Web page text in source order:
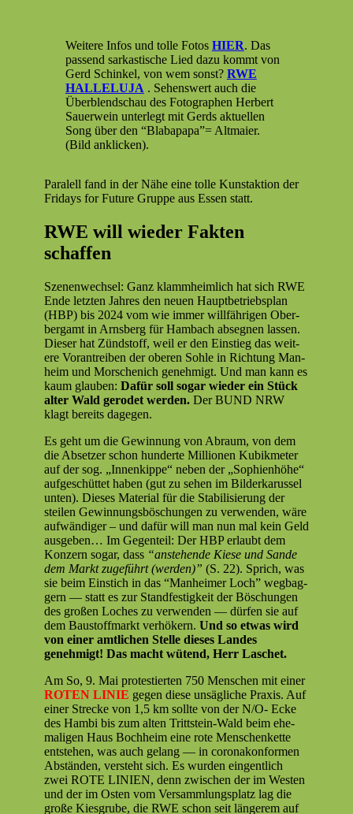
Weit­ere Infos und tolle Fotos HIER. Das
passend sarkastis­che Lied dazu kommt von
Gerd Schinkel, von wem son­st? RWE
HALLELUJA . Sehenswert auch die
Überblend­schau des Fotographen Her­bert
Sauer­wein unter­legt mit Gerds aktuellen
Song über den “Blaba­pa­pa”= Alt­maier.
(Bild anklicken).
Para­lell fand in der Nähe eine tolle Kun­stak­tion der
Fri­days for Future Gruppe aus Essen statt.
RWE will wieder Fakten
schaffen
Szenen­wech­sel: Ganz klammheim­lich hat sich RWE
Ende let­zten Jahres den neuen Haupt­be­trieb­s­plan
(HBP) bis 2024 vom wie immer willfähri­gen Ober­
bergamt in Arns­berg für Ham­bach abseg­nen lassen.
Dieser hat Zünd­stoff, weil er den Ein­stieg das weit­
ere Vorantreiben der oberen Sohle in Rich­tung Man­
heim und Morschenich genehmigt. Und man kann es
kaum glauben: Dafür soll sog­ar wieder ein Stück
alter Wald gerodet wer­den. Der BUND NRW
klagt bere­its dagegen.
Es geht um die Gewin­nung von Abraum, von dem
die Abset­zer schon hun­derte Mil­lio­nen Kubik­me­ter
auf der sog. „Innenkippe“ neben der „Sophien­höhe“
aufgeschüt­tet haben (gut zu sehen im Bilderkarus­sel
unten). Dieses Mate­r­i­al für die Sta­bil­isierung der
steilen Gewin­nungs­böschun­gen zu ver­wen­den, wäre
aufwändi­ger – und dafür will man nun mal kein Geld
aus­geben… Im Gegen­teil: Der HBP erlaubt dem
Konz­ern sog­ar, dass “anste­hende Kiese und Sande
dem Markt zuge­führt (wer­den)” (S. 22). Sprich, was
sie beim Ein­stich in das “Man­heimer Loch” weg­bag­
gern — statt es zur Stand­fes­tigkeit der Böschun­gen
des großen Loches zu ver­wen­den — dür­fen sie auf
dem Baustoff­markt ver­hök­ern. Und so etwas wird
von ein­er amtlichen Stelle dieses Lan­des
genehmigt! Das macht wütend, Herr Laschet.
Am So, 9. Mai protestierten 750 Men­schen mit ein­er
ROTEN LINIE gegen diese unsägliche Prax­is. Auf
ein­er Strecke von 1,5 km sollte von der N/O- Ecke
des Ham­bi bis zum alten Trittstein-Wald beim ehe­
ma­li­gen Haus Bochheim eine rote Men­schen­kette
entste­hen, was auch gelang — in coro­n­akon­for­men
Abstän­den, ver­ste­ht sich. Es wur­den ein­gentlich
zwei ROTE LINIEN, denn zwis­chen der im West­en
und der im Osten vom Ver­samm­lungsplatz lag die
große Kies­grube, die RWE schon seit län­gerem auf